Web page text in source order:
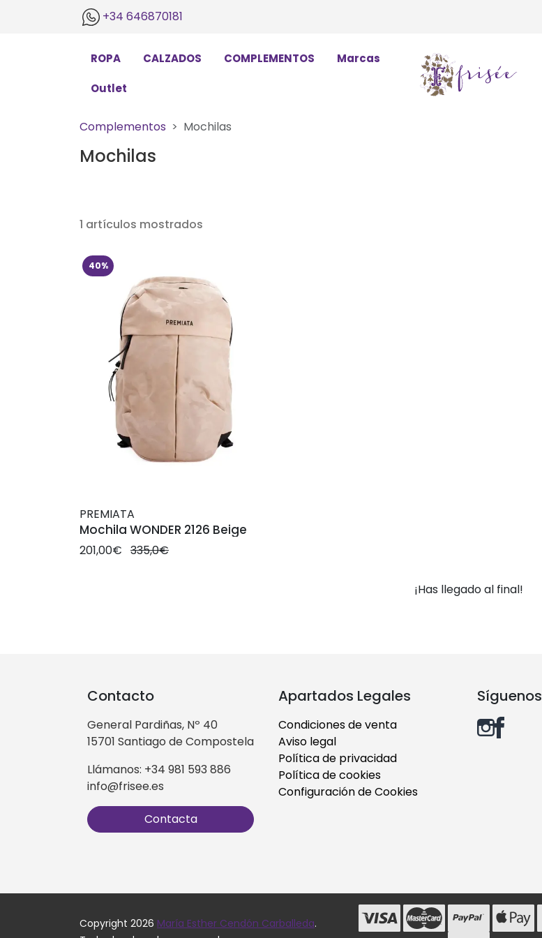
+34 646870181
ROPA CALZADOS COMPLEMENTOS Marcas
Outlet
Complementos Mochilas
Mochilas
1 artículos mostrados
40%
PREMIATA
Mochila WONDER 2126 Beige
201,00€ 335,0€
¡Has llegado al final!
Contacto
General Pardiñas, Nº 40
15701 Santiago de Compostela
Llámanos: +34 981 593 886
info@frisee.es
Contacta
Apartados Legales
Condiciones de venta
Aviso legal
Política de privacidad
Política de cookies
Configuración de Cookies
Síguenos
Copyright 2026 María Esther Cendón Carballeda.